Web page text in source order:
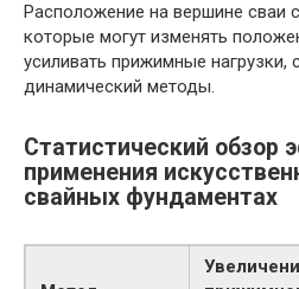
Расположение на вершине сваи
которые могут изменять
усиливать прижимные нагрузки,
динамический методы.
Статистический обзор
применения
свайных фундаментах